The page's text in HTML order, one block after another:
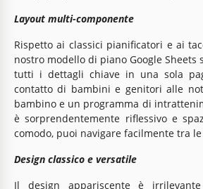
Layout multi-componente
Rispetto ai classici pianificatori e ai
nostro modello di piano Google Sheets
tutti i dettagli chiave in una sola
contatto di bambini e genitori alle
bambino e un programma di
è sorprendentemente riflessivo e
comodo, puoi navigare facilmente tra
Design classico e versatile
Il design appariscente è